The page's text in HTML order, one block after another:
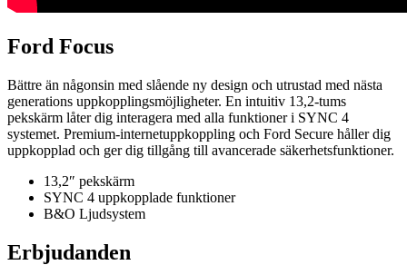
Ford Focus
Bättre än någonsin med slående ny design och utrustad med nästa
generations uppkopplingsmöjligheter. En intuitiv 13,2-tums
pekskärm låter dig interagera med alla funktioner i SYNC 4
systemet. Premium-internetuppkoppling och Ford Secure håller dig
uppkopplad och ger dig tillgång till avancerade säkerhetsfunktioner.
13,2″ pekskärm
SYNC 4 uppkopplade funktioner
B&O Ljudsystem
Erbjudanden